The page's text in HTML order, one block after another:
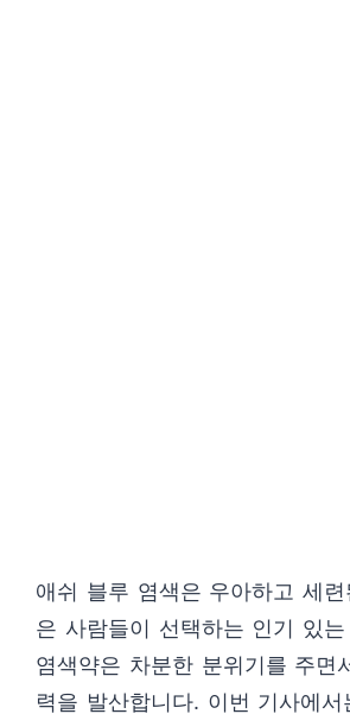
애쉬 블루 염색은 우아하고 세
은 사람들이 선택하는 인기 있
염색약은 차분한 분위기를 주면
력을 발산합니다. 이번 기사에